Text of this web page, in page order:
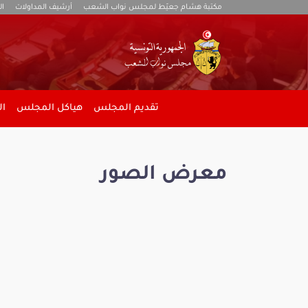
مكتبة هشام جعيّط لمجلس نواب الشعب أرشيف المداولات
تقديم المجلس هياكل المجلس
معرض الصور